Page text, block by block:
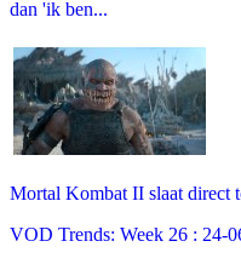
dan 'ik ben...
Mortal Kombat II slaat direct
VOD Trends: Week 26 : 24-